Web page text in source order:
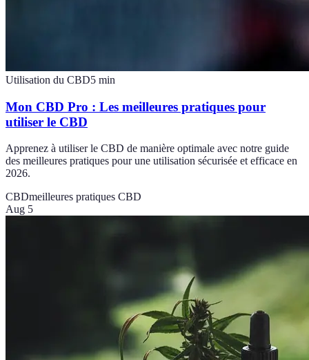
Utilisation du CBD5 min
Mon CBD Pro : Les meilleures pratiques pour
utiliser le CBD
Apprenez à utiliser le CBD de manière optimale avec notre guide
des meilleures pratiques pour une utilisation sécurisée et efficace en
2026.
CBDmeilleures pratiques CBD
Aug 5